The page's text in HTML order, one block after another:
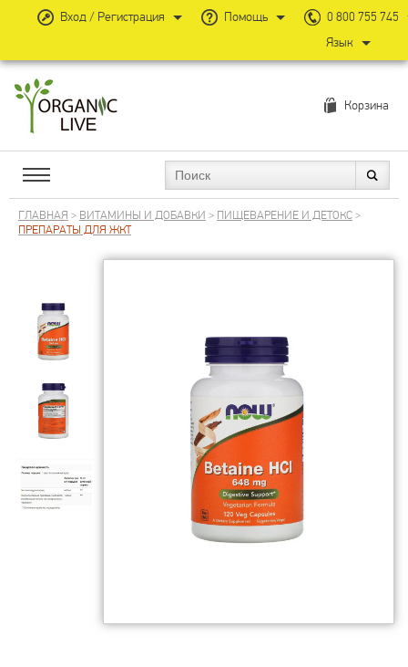
Корзина
ГЛАВНАЯ > ВИТАМИНЫ И ДОБАВКИ > ПИЩЕВАРЕНИЕ И ДЕТОКС>
ПРЕПАРАТЫ ДЛЯ ЖКТ
Вход / Регистрация Помощь
0 800 755 745
Язык